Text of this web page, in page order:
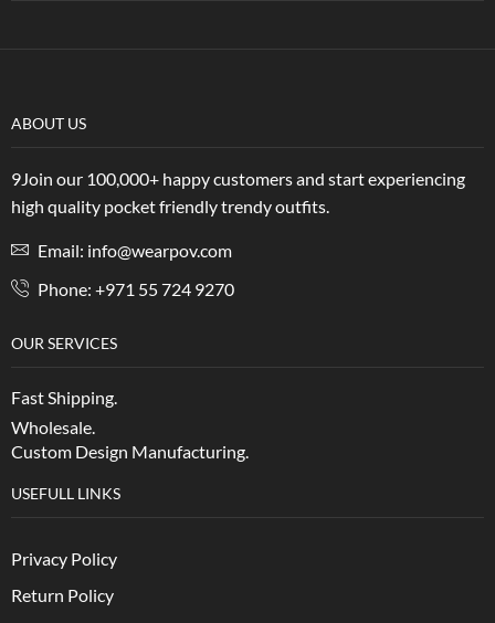
ABOUT US
9Join our 100,000+ happy customers and start experiencing
high quality pocket friendly trendy outfits.
Email: info@wearpov.com
Phone: +971 55 724 9270
OUR SERVICES
Fast Shipping.
Wholesale.
Custom Design Manufacturing.
USEFULL LINKS
Privacy Policy
Return Policy